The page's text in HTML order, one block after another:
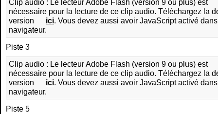
Clip audio : Le lecteur Adobe Flash (version 9 ou plus) est
nécessaire pour la lecture de ce clip audio. Téléchargez la
version
ici. Vous devez aussi avoir JavaScript activé
navigateur.
Piste 3
Clip audio : Le lecteur Adobe Flash (version 9 ou plus) est
nécessaire pour la lecture de ce clip audio. Téléchargez la
version
ici. Vous devez aussi avoir JavaScript activé
navigateur.
Piste 5